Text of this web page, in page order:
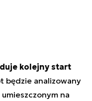
kolejny start
będzie analizowany
na